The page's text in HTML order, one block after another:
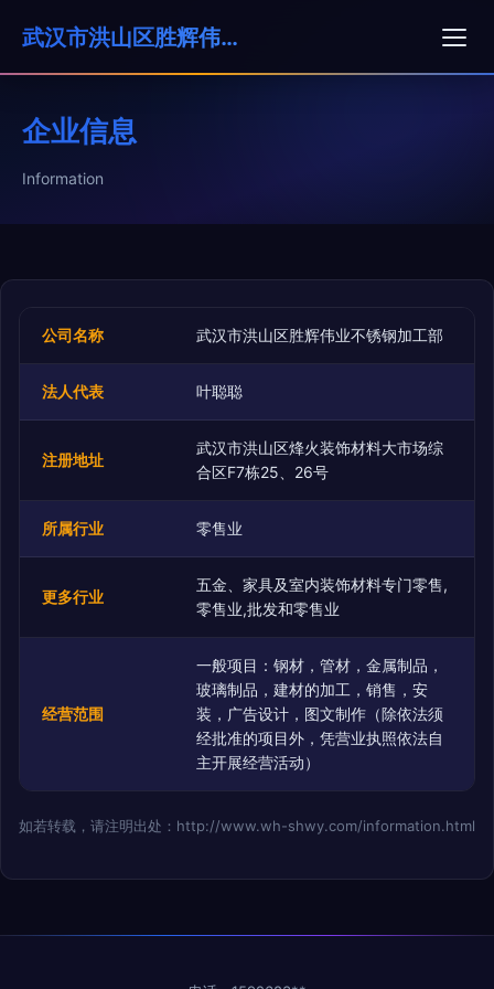
武汉市洪山区胜辉伟业不锈钢加工部
企业信息
Information
公司名称 武汉市洪山区胜辉伟业不锈钢加工部
法人代表 叶聪聪
注册地址
武汉市洪山区烽火装饰材料大市场综
合区F7栋25、26号
所属行业 零售业
更多行业
五金、家具及室内装饰材料专门零售,
零售业,批发和零售业
经营范围
一般项目：钢材，管材，金属制品，
玻璃制品，建材的加工，销售，安
装，广告设计，图文制作（除依法须
经批准的项目外，凭营业执照依法自
主开展经营活动）
如若转载，请注明出处：http://www.wh-shwy.com/information.html